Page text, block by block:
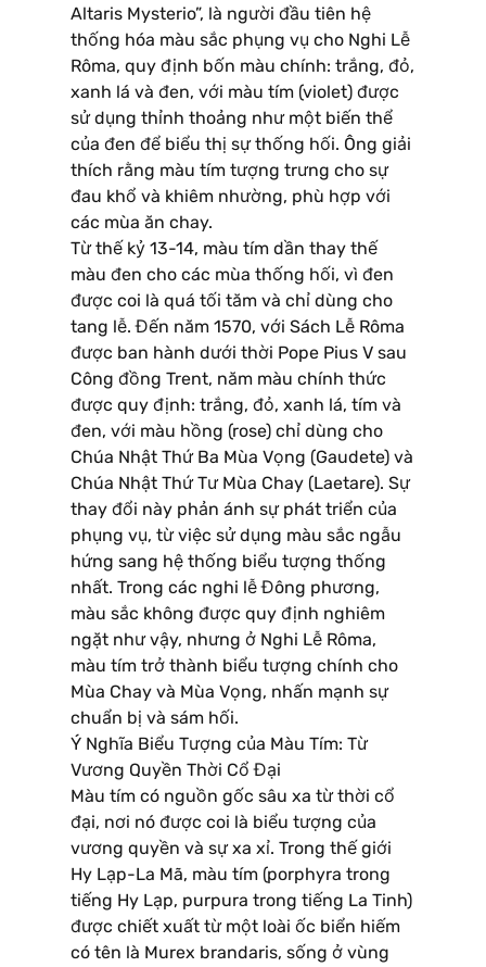
Altaris Mysterio”, là người đầu tiên hệ
thống hóa màu sắc phụng vụ cho Nghi Lễ
Rôma, quy định bốn màu chính: trắng, đỏ,
xanh lá và đen, với màu tím (violet) được
sử dụng thỉnh thoảng như một biến thể
của đen để biểu thị sự thống hối. Ông giải
thích rằng màu tím tượng trưng cho sự
đau khổ và khiêm nhường, phù hợp với
các mùa ăn chay.
Từ thế kỷ 13-14, màu tím dần thay thế
màu đen cho các mùa thống hối, vì đen
được coi là quá tối tăm và chỉ dùng cho
tang lễ. Đến năm 1570, với Sách Lễ Rôma
được ban hành dưới thời Pope Pius V sau
Công đồng Trent, năm màu chính thức
được quy định: trắng, đỏ, xanh lá, tím và
đen, với màu hồng (rose) chỉ dùng cho
Chúa Nhật Thứ Ba Mùa Vọng (Gaudete) và
Chúa Nhật Thứ Tư Mùa Chay (Laetare). Sự
thay đổi này phản ánh sự phát triển của
phụng vụ, từ việc sử dụng màu sắc ngẫu
hứng sang hệ thống biểu tượng thống
nhất. Trong các nghi lễ Đông phương,
màu sắc không được quy định nghiêm
ngặt như vậy, nhưng ở Nghi Lễ Rôma,
màu tím trở thành biểu tượng chính cho
Mùa Chay và Mùa Vọng, nhấn mạnh sự
chuẩn bị và sám hối.
Ý Nghĩa Biểu Tượng của Màu Tím: Từ
Vương Quyền Thời Cổ Đại
Màu tím có nguồn gốc sâu xa từ thời cổ
đại, nơi nó được coi là biểu tượng của
vương quyền và sự xa xỉ. Trong thế giới
Hy Lạp-La Mã, màu tím (porphyra trong
tiếng Hy Lạp, purpura trong tiếng La Tinh)
được chiết xuất từ một loài ốc biển hiếm
có tên là Murex brandaris, sống ở vùng